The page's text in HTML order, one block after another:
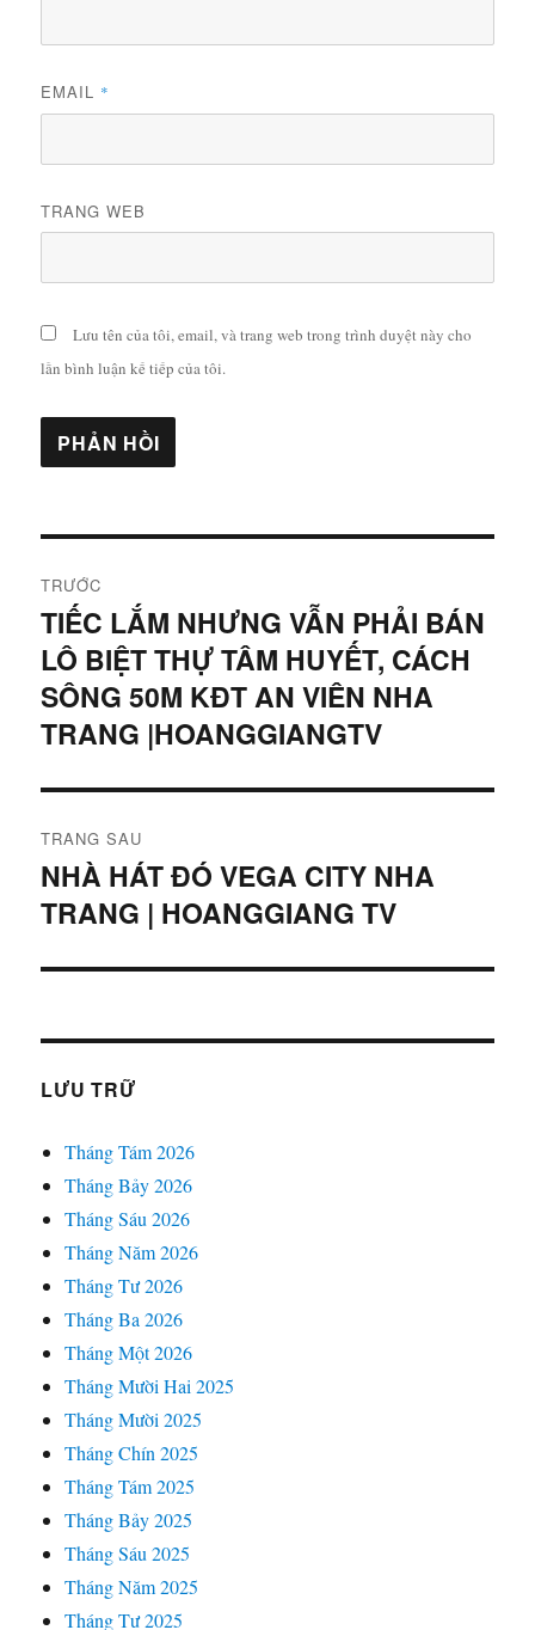
EMAIL *
TRANG WEB
Lưu tên của tôi, email, và trang web trong trình duyệt này cho
lần bình luận kế tiếp của tôi.
hướng
bài
viết
TRƯỚC
Bài
viết
trước:
TIẾC LẮM NHƯNG VẪN PHẢI BÁN
LÔ BIỆT THỰ TÂM HUYẾT, CÁCH
SÔNG 50M KĐT AN VIÊN NHA
TRANG |HOANGGIANGTV
TRANG SAU
Bài
tiếp
NHÀ HÁT ĐÓ VEGA CITY NHA
TRANG | HOANGGIANG TV
LƯU TRỮ
Tháng Tám 2026
Tháng Bảy 2026
Tháng Sáu 2026
Tháng Năm 2026
Tháng Tư 2026
Tháng Ba 2026
Tháng Một 2026
Tháng Mười Hai 2025
Tháng Mười 2025
Tháng Chín 2025
Tháng Tám 2025
Tháng Bảy 2025
Tháng Sáu 2025
Tháng Năm 2025
Tháng Tư 2025